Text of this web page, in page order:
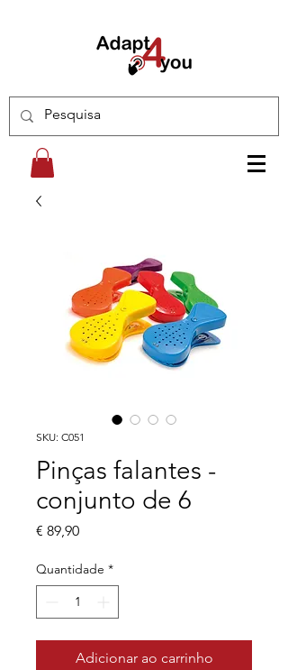
SKU: C051
Pinças falantes -
conjunto de 6
€ 89,90Preço
Quantidade *
Adicionar ao carrinho